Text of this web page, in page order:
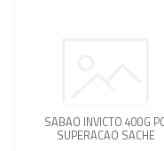
SABAO INVICTO 400G
SUPERACAO SACHE